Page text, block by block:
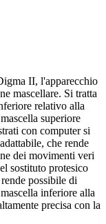
II, l'apparecchio
mascellare. Si tratta
relativo alla
superiore
con computer si
che rende
dei movimenti veri
sostituto protesico
possibile di
inferiore alla
precisa con la